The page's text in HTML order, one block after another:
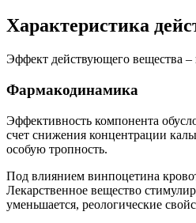
Характеристика
Эффект действующего вещества
Фармакодинамика
Эффективность компонента
счет снижения концентрации
особую тропность.
Под влиянием винпоцетина
Лекарственное вещество
уменьшается, реологические